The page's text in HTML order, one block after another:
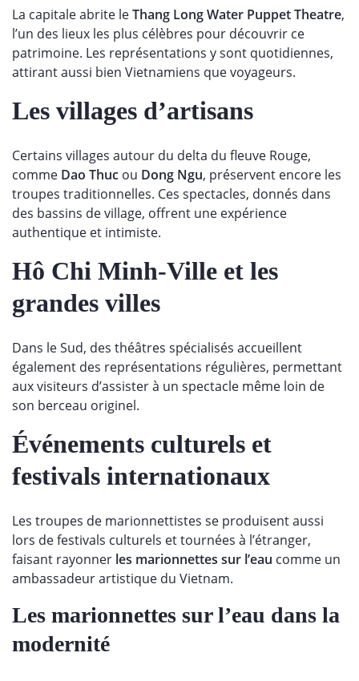
La capitale abrite leThang Long Water Puppet Theatre,
l’un des lieux les plus célèbres pour découvrir ce
patrimoine. Les représentations y sont quotidiennes,
attirant aussi bien Vietnamiens que voyageurs.
Les villages d’artisans
Certains villages autour du delta du fleuve Rouge,
comme Dao Thuc ou Dong Ngu, préservent encore les
troupes traditionnelles. Ces spectacles, donnés dans
des bassins de village, offrent une expérience
authentique et intimiste.
Hô Chi Minh-Ville et les
grandes villes
Dans le Sud, des théâtres spécialisés accueillent
également des représentations régulières, permettant
aux visiteurs d’assister à un spectacle même loin de
son berceau originel.
Événements culturels et
festivals internationaux
Les troupes de marionnettistes se produisent aussi
lors de festivals culturels et tournées à l’étranger,
faisant rayonner les marionnettes sur l’eau comme un
ambassadeur artistique du Vietnam.
Les marionnettes sur l’eau dans la
modernité